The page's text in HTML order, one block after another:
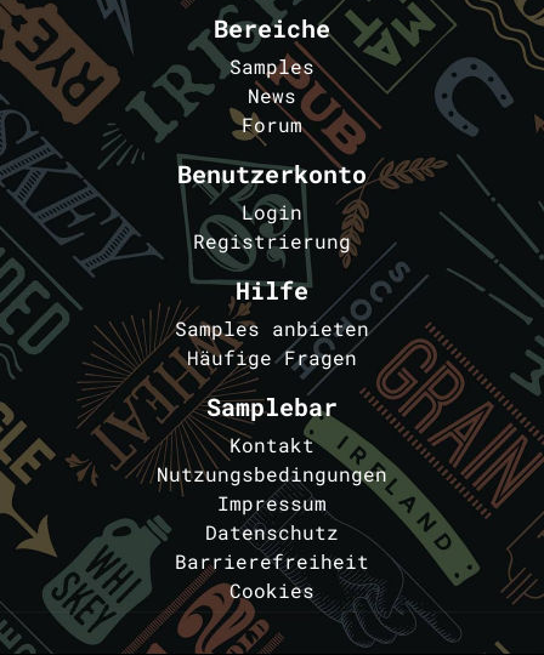
Bereiche
Samples
News
Forum
Benutzerkonto
Login
Registrierung
Hilfe
Samples anbieten
Häufige Fragen
Samplebar
Kontakt
Nutzungsbedingungen
Impressum
Datenschutz
Barrierefreiheit
Cookies